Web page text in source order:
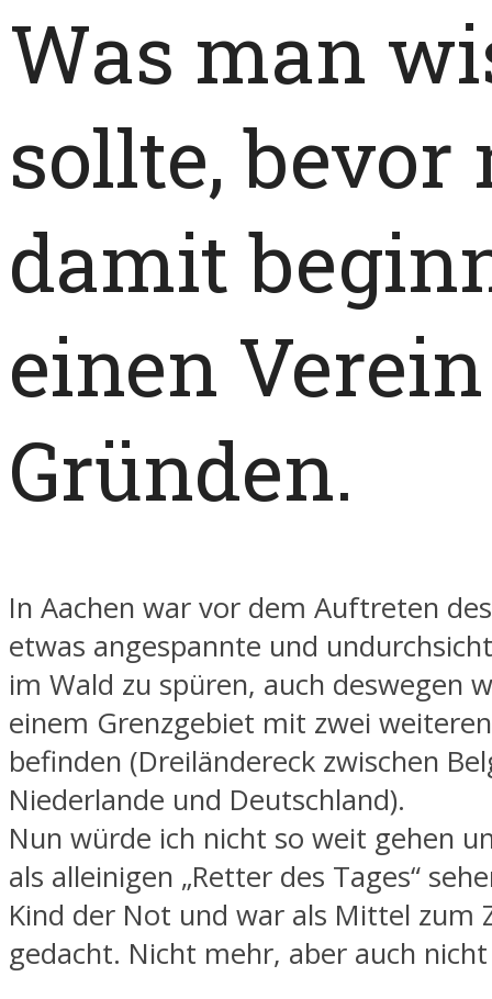
Was man
sollte, bevor
damit
einen
Gründen.
In Aachen war vor dem Auftreten
etwas angespannte und
im Wald zu spüren, auch deswegen
einem Grenzgebiet mit zwei
befinden (Dreiländereck zwischen
Niederlande und Deutschland).
Nun würde ich nicht so weit gehen
als alleinigen „Retter des Tages“
Kind der Not und war als Mittel zum
gedacht. Nicht mehr, aber auch